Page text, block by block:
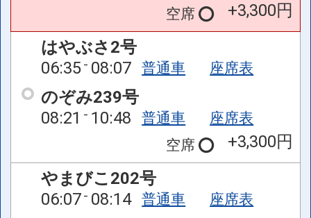
空席
+3,300円
はやぶさ2号
06:35 08:07 普通車 座席表
のぞみ239号
08:21
10:48 普通車
座席表
空席
+3,300円
やまびこ202号
06:07 08:14 普通車 座席表